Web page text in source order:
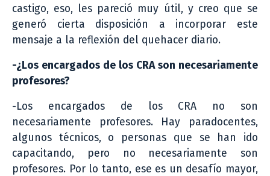
castigo, eso, les pareció muy útil, y creo que se
generó cierta disposición a incorporar este
mensaje a la reflexión del quehacer diario.
-¿Los encargados de los CRA son necesariamente
profesores?
-Los encargados de los CRA no son
necesariamente profesores. Hay paradocentes,
algunos técnicos, o personas que se han ido
capacitando, pero no necesariamente son
profesores. Por lo tanto, ese es un desafío mayor,